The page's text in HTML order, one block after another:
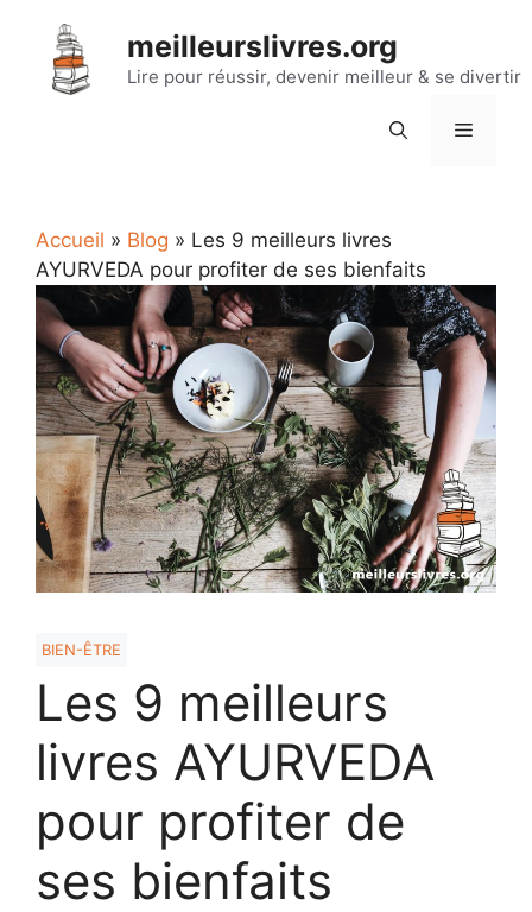
contenu
meilleurslivres.org
Lire pour réussir, devenir meilleur & se divertir
Menu
Accueil » Blog » Les 9 meilleurs livres
AYURVEDA pour profiter de ses bienfaits
BIEN-ÊTRE
Les 9 meilleurs
livres AYURVEDA
pour profiter de
ses bienfaits